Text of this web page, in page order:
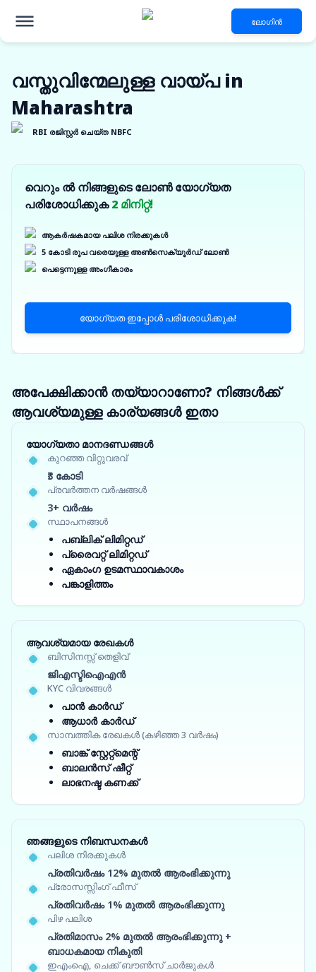
ലോഗിൻ
വസ്തുവിന്മേലുള്ള വായ്പ in
Maharashtra
RBI രജിസ്റ്റർ ചെയ്ത NBFC
വെറും ൽ നിങ്ങളുടെ ലോൺ യോഗ്യത
പരിശോധിക്കുക2 മിനിറ്റ്!
ആകർഷകമായ പലിശ നിരക്കുകൾ
5 കോടി രൂപ വരെയുള്ള അൺസെക്യൂർഡ് ലോൺ
പെട്ടെന്നുള്ള അംഗീകാരം
യോഗ്യത ഇപ്പോൾ പരിശോധിക്കുക!
അപേക്ഷിക്കാൻ തയ്യാറാണോ? നിങ്ങൾക്ക്
ആവശ്യമുള്ള കാര്യങ്ങൾ ഇതാ
യോഗ്യതാ മാനദണ്ഡങ്ങൾ
കുറഞ്ഞ വിറ്റുവരവ്
₹3 കോടി
പ്രവർത്തന വർഷങ്ങൾ
3+ വർഷം
സ്ഥാപനങ്ങൾ
പബ്ലിക് ലിമിറ്റഡ്
പ്രൈവറ്റ് ലിമിറ്റഡ്
ഏകാംഗ ഉടമസ്ഥാവകാശം
പങ്കാളിത്തം
ആവശ്യമായ രേഖകൾ
ബിസിനസ്സ് തെളിവ്
ജിഎസ്ടിഐഎൻ
KYC വിവരങ്ങൾ
പാൻ കാർഡ്
ആധാർ കാർഡ്
സാമ്പത്തിക രേഖകൾ (കഴിഞ്ഞ 3 വർഷം)
ബാങ്ക് സ്റ്റേറ്റ്‌മെന്റ്
ബാലൻസ് ഷീറ്റ്
ലാഭനഷ്ട കണക്ക്
ഞങ്ങളുടെ നിബന്ധനകൾ
പലിശ നിരക്കുകൾ
പ്രതിവർഷം 12% മുതൽ ആരംഭിക്കുന്നു
പ്രോസസ്സിംഗ് ഫീസ്
പ്രതിവർഷം 1% മുതൽ ആരംഭിക്കുന്നു
പിഴ പലിശ
പ്രതിമാസം 2% മുതൽ ആരംഭിക്കുന്നു +
ബാധകമായ നികുതി
ഇഎംഐ, ചെക്ക് ബൗൺസ് ചാർജുകൾ